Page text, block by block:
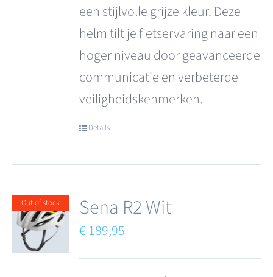
een stijlvolle grijze kleur. Deze
helm tilt je fietservaring naar een
hoger niveau door geavanceerde
communicatie en verbeterde
veiligheidskenmerken.
Details
Out of stock Sena R2 Wit
€189,95